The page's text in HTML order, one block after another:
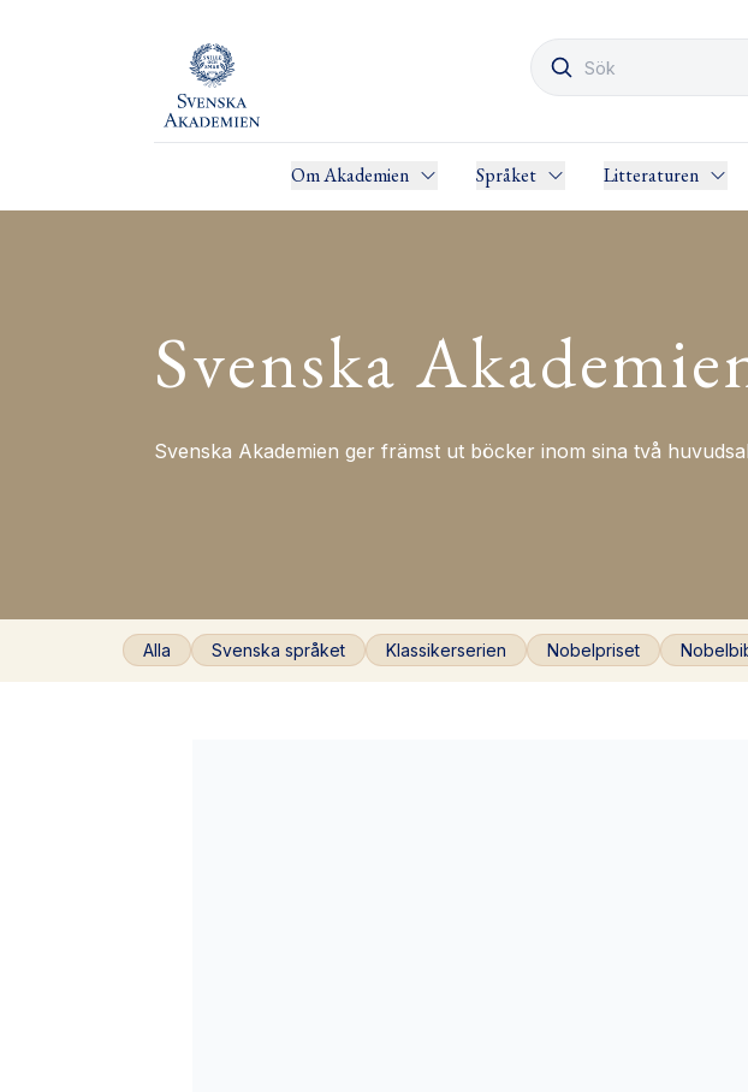
Om Akademien Språket Litteraturen
Svenska
Svenska Akademien ger främst ut böcker inom sina två
Alla Svenska språket Klassikerserien Nobelpriset